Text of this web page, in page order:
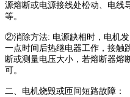
源熔断或电源接线处松动、电线
等。
②消除方法: 电源缺相时，电机
一点时间后热继电器工作，接触
断或测量电压大小，若熔断器熔
可。
二、电机烧毁或匝间短路故障：